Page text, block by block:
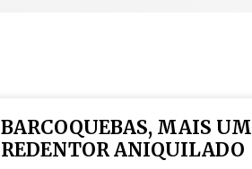
BARCOQUEBAS, MAIS UM
REDENTOR ANIQUILADO